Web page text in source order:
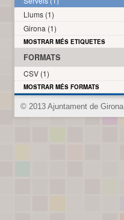
Llums (1)
Girona (1)
MOSTRAR MÉS ETIQUETES
FORMATS
CSV (1)
MOSTRAR MÉS FORMATS
© 2013 Ajuntament de Girona